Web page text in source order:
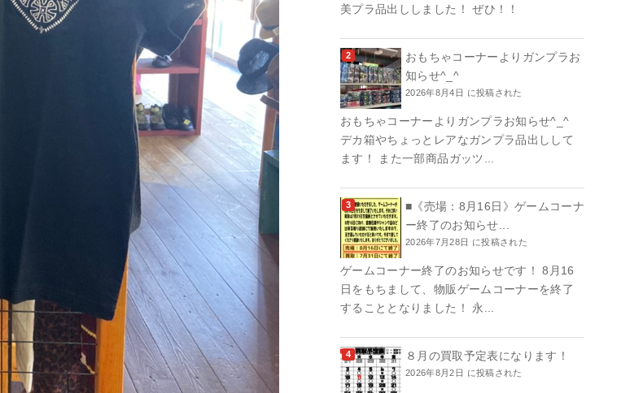
美プラ品出ししました！ ぜひ！！
おもちゃコーナーよりガンプラお
知らせ^_^
2026年8月4日 に投稿された
おもちゃコーナーよりガンプラお知らせ^_^
デカ箱やちょっとレアなガンプラ品出しして
ます！ また一部商品ガッツ...
■《売場：8月16日》ゲームコーナ
ー終了のお知らせ...
2026年7月28日 に投稿された
ゲームコーナー終了のお知らせです！ 8月16
日をもちまして、物販ゲームコーナーを終了
することとなりました！ 永...
８月の買取予定表になります！
2026年8月2日 に投稿された